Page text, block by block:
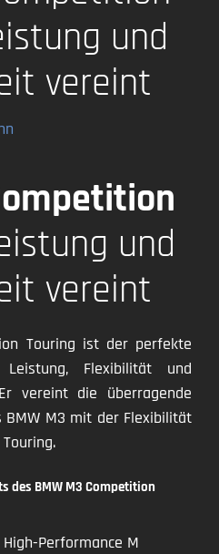
und
vereint
und
vereint
Touring ist der perfekte
Flexibilität und
vereint die überragende
M3 mit der Flexibilität
des BMW M3 Competition
Performance M